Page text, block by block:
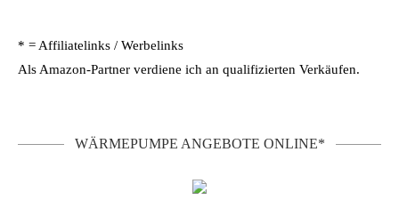
* = Affiliatelinks / Werbelinks
Als Amazon-Partner verdiene ich an qualifizierten Verkäufen.
WÄRMEPUMPE ANGEBOTE ONLINE*